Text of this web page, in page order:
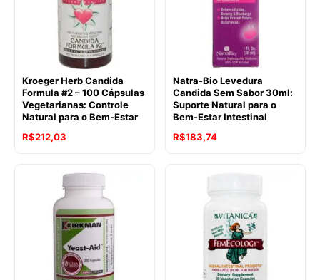
Kroeger Herb Candida
Formula #2 – 100 Cápsulas
Vegetarianas: Controle
Natural para o Bem-Estar
R$212,03
Natra-Bio Levedura
Candida Sem Sabor 30ml:
Suporte Natural para o
Bem-Estar Intestinal
R$183,74